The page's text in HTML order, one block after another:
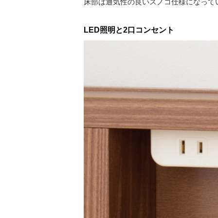
床部は通気性の良いスノコ仕様になって
LED照明と2口コンセント